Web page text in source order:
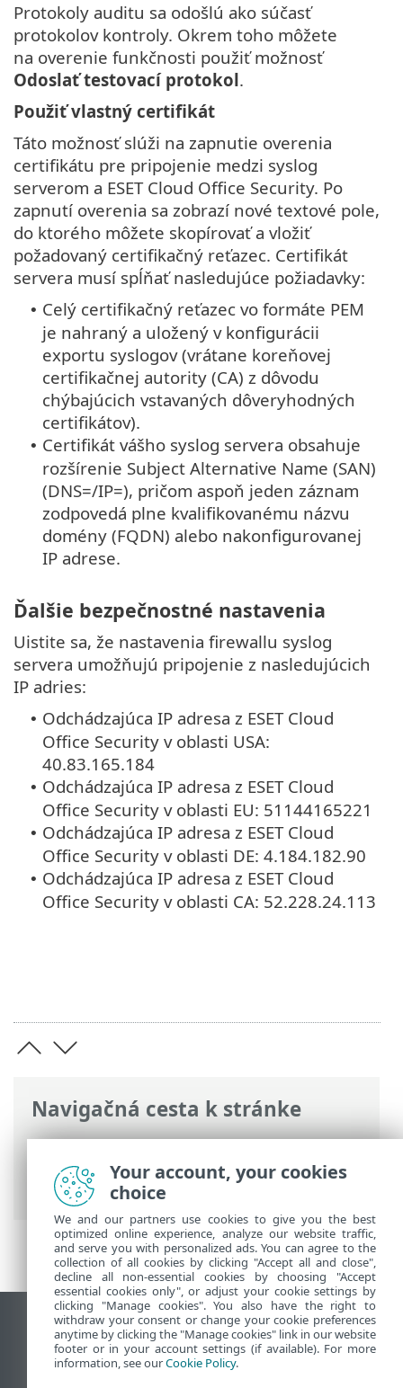
Navigačná cesta k stránke
ESET Online pomocník>ESET Cloud
Office Security>Orientácia v ESET Cloud
Office Security> Nastavenia
Protokoly auditu sa odošlú ako súčasť
protokolov kontroly. Okrem toho môžete
na overenie funkčnosti použiť možnosť
Odoslať testovací protokol.
Použiť vlastný certifikát
Táto možnosť slúži na zapnutie overenia
certifikátu pre pripojenie medzi syslog
serverom a ESET Cloud Office Security. Po
zapnutí overenia sa zobrazí nové textové pole,
do ktorého môžete skopírovať a vložiť
požadovaný certifikačný reťazec. Certifikát
servera musí spĺňať nasledujúce požiadavky:
• Celý certifikačný reťazec vo formáte PEM
je nahraný a uložený v konfigurácii
exportu syslogov (vrátane koreňovej
certifikačnej autority (CA) z dôvodu
chýbajúcich vstavaných dôveryhodných
certifikátov).
• Certifikát vášho syslog servera obsahuje
rozšírenie Subject Alternative Name (SAN)
(DNS=/IP=), pričom aspoň jeden záznam
zodpovedá plne kvalifikovanému názvu
domény (FQDN) alebo nakonfigurovanej
IP adrese.
Ďalšie bezpečnostné nastavenia
Uistite sa, že nastavenia firewallu syslog
servera umožňujú pripojenie z nasledujúcich
IP adries:
• Odchádzajúca IP adresa z ESET Cloud
Office Security v oblasti USA:
40.83.165.184
• Odchádzajúca IP adresa z ESET Cloud
Office Security v oblasti EU: 51144165221
• Odchádzajúca IP adresa z ESET Cloud
Office Security v oblasti DE: 4.184.182.90
• Odchádzajúca IP adresa z ESET Cloud
Office Security v oblasti CA: 52.228.24.113
Zobraziť stránku ako na počítači
End of Life
Databáza znalostí ESET
Your account, your cookies
choice
We and our partners use cookies to give you the best
optimized online experience, analyze our website traffic,
and serve you with personalized ads. You can agree to the
collection of all cookies by clicking "Accept all and close",
decline all non-essential cookies by choosing "Accept
essential cookies only", or adjust your cookie settings by
clicking "Manage cookies". You also have the right to
withdraw your consent or change your cookie preferences
anytime by clicking the "Manage cookies" link in our website
footer or in your account settings (if available). For more
information, see ourCookie Policy.